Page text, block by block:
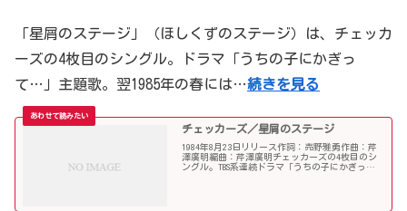
「星屑のステージ」（ほしくずのステージ）は、チェッカ
ーズの4枚目のシングル。ドラマ「うちの子にかぎっ
て…」主題歌。翌1985年の春には…続きを見る
チェッカーズ／星屑のステージ
1984年8月23日リリース作詞：売野雅勇作曲：芹
澤廣明編曲：芹澤廣明チェッカーズの4枚目のシ
ングル。TBS系連続ドラマ「うちの子にかぎっ